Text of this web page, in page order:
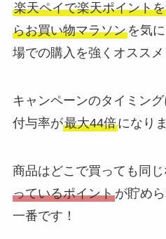
楽天ペイで楽天ポイント
らお買い物マラソンを気
場での購入を強くオススメ
キャンペーンのタイミン
付与率が最大44倍になり
商品はどこで買っても同
っているポイントが貯め
一番です！